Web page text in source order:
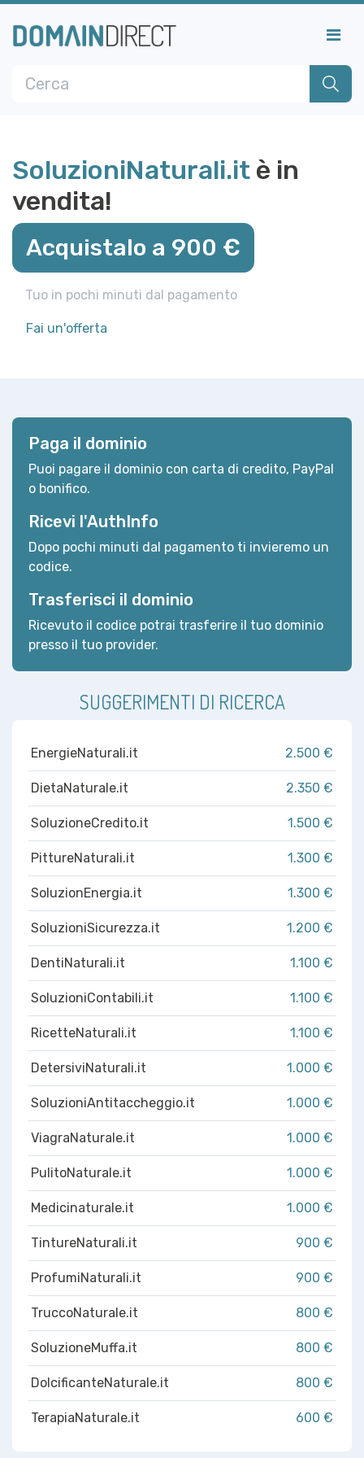
SoluzioniNaturali.it è in
vendita!
Acquistalo a 900 €
Tuo in pochi minuti dal pagamento
Fai un'offerta
Paga il dominio
Puoi pagare il dominio con carta di credito, PayPal
o bonifico.
Ricevi l'AuthInfo
Dopo pochi minuti dal pagamento ti invieremo un
codice.
Trasferisci il dominio
Ricevuto il codice potrai trasferire il tuo dominio
presso il tuo provider.
SUGGERIMENTI DI RICERCA
EnergieNaturali.it 2.500 €
DietaNaturale.it 2.350 €
SoluzioneCredito.it 1.500 €
PittureNaturali.it 1.300 €
SoluzionEnergia.it 1.300 €
SoluzioniSicurezza.it 1.200 €
DentiNaturali.it 1.100 €
SoluzioniContabili.it 1.100 €
RicetteNaturali.it 1.100 €
DetersiviNaturali.it 1.000 €
SoluzioniAntitaccheggio.it 1.000 €
ViagraNaturale.it 1.000 €
PulitoNaturale.it 1.000 €
Medicinaturale.it 1.000 €
TintureNaturali.it 900 €
ProfumiNaturali.it 900 €
TruccoNaturale.it 800 €
SoluzioneMuffa.it 800 €
DolcificanteNaturale.it 800 €
TerapiaNaturale.it 600 €